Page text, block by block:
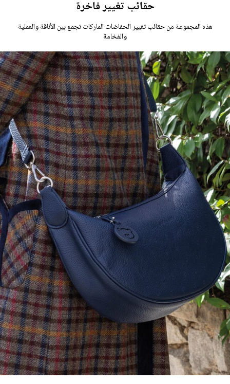
حقائب تغيير فاخرة
هذه المجموعة من حقائب تغيير الحفاضات الماركات تجمع بين الأناقة والعملية
والفخامة